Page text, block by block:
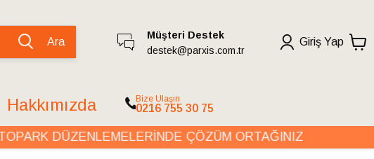
Ara
Müşteri Destek
destek@parxis.com.tr
Giriş Yap
Hakkımızda Bize Ulaşın
0216 755 30 75
DÜZENLEMELERİNDE ÇÖZÜM ORTAĞINIZ